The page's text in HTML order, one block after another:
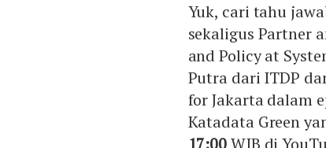
Yuk, cari tahu
sekaligus Partner
and Policy at
Putra dari ITDP
for Jakarta dalam
Katadata Green